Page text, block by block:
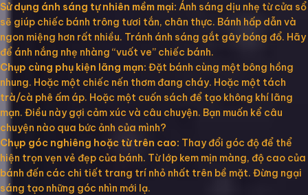
Sử dụng ánh sáng tự nhiên mềm mại: Ánh sáng dịu nhẹ từ cửa sổ
sẽ giúp chiếc bánh trông tươi tắn, chân thực. Bánh hấp dẫn và
ngon miệng hơn rất nhiều. Tránh ánh sáng gắt gây bóng đổ. Hãy
để ánh nắng nhẹ nhàng “vuốt ve” chiếc bánh.
Chụp cùng phụ kiện lãng mạn: Đặt bánh cùng một bông hồng
nhung. Hoặc một chiếc nến thơm đang cháy. Hoặc một tách
trà/cà phê ấm áp. Hoặc một cuốn sách để tạo không khí lãng
mạn. Điều này gợi cảm xúc và câu chuyện. Bạn muốn kể câu
chuyện nào qua bức ảnh của mình?
Chụp góc nghiêng hoặc từ trên cao: Thay đổi góc độ để thể
hiện trọn vẹn vẻ đẹp của bánh. Từ lớp kem mịn màng, độ cao của
bánh đến các chi tiết trang trí nhỏ nhất trên bề mặt. Đừng ngại
sáng tạo những góc nhìn mới lạ.